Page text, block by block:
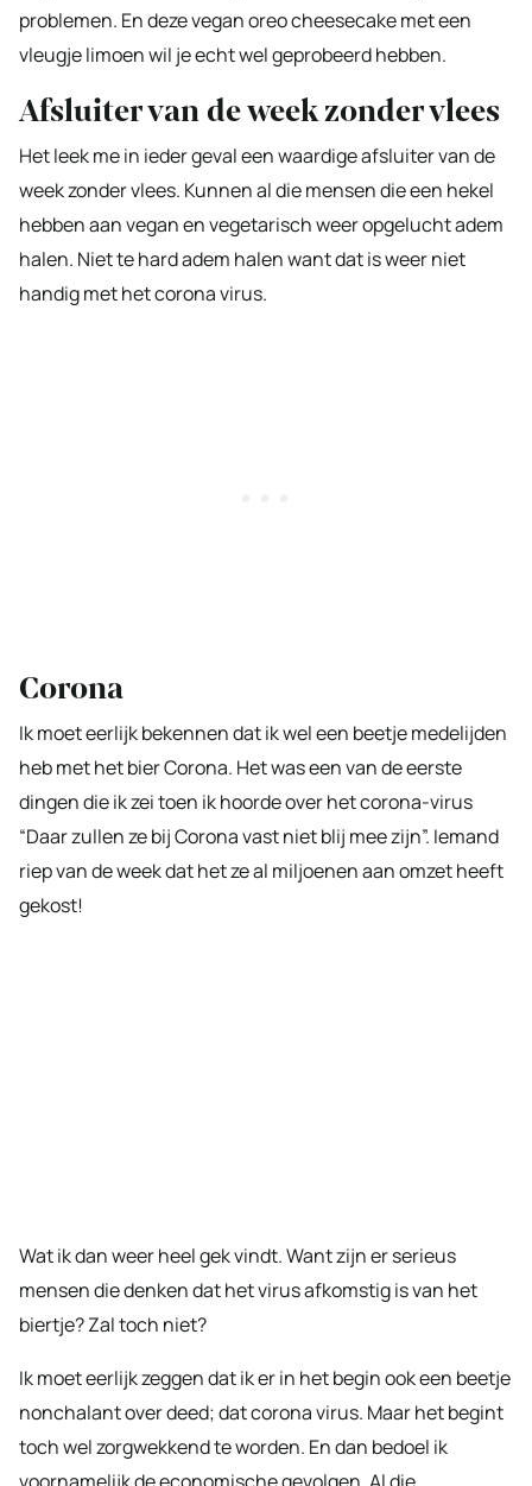
problemen. En deze vegan oreo cheesecake met een
vleugje limoen wil je echt wel geprobeerd hebben.
Afsluiter van de week zonder vlees
Het leek me in ieder geval een waardige afsluiter van de
week zonder vlees. Kunnen al die mensen die een hekel
hebben aan vegan en vegetarisch weer opgelucht adem
halen. Niet te hard adem halen want dat is weer niet
handig met het corona virus.
Corona
Ik moet eerlijk bekennen dat ik wel een beetje medelijden
heb met het bier Corona. Het was een van de eerste
dingen die ik zei toen ik hoorde over het corona-virus
“Daar zullen ze bij Corona vast niet blij mee zijn”. Iemand
riep van de week dat het ze al miljoenen aan omzet heeft
gekost!
Wat ik dan weer heel gek vindt. Want zijn er serieus
mensen die denken dat het virus afkomstig is van het
biertje? Zal toch niet?
Ik moet eerlijk zeggen dat ik er in het begin ook een beetje
nonchalant over deed; dat corona virus. Maar het begint
toch wel zorgwekkend te worden. En dan bedoel ik